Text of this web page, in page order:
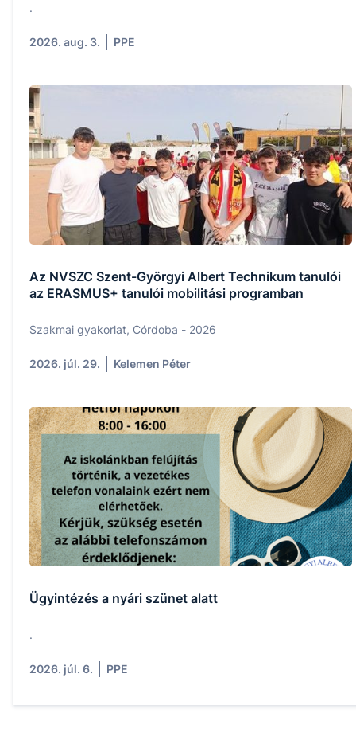
.
2026. aug. 3. PPE
Az NVSZC Szent-Györgyi Albert Technikum tanulói
az ERASMUS+ tanulói mobilitási programban
Szakmai gyakorlat, Córdoba - 2026
2026. júl. 29. Kelemen Péter
Ügyintézés a nyári szünet alatt
.
2026. júl. 6. PPE